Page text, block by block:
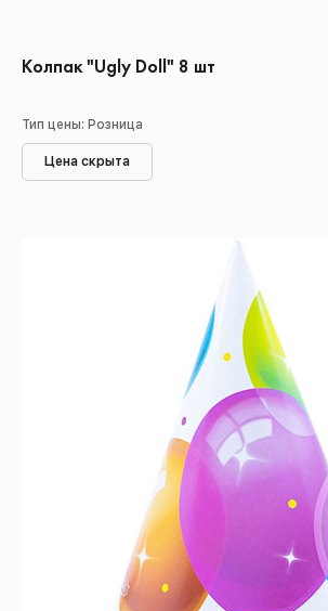
Колпак "Ugly Doll" 8 шт
Тип цены: Розница
Цена скрыта